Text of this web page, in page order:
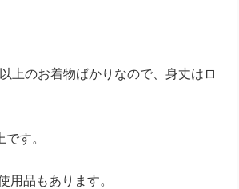
上のお着物ばかりなので、身丈はロ
す。
用品もあります。